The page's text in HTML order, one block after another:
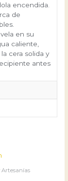
encendida.
de
en su
caliente,
cera solida y
antes
Artesanías